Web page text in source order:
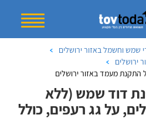
שמש וחשמל באזור ירושלים
ירושלים
התקנת מעמד באזור ירושלים
דוד שמש (ללא
על גג רעפים, כולל